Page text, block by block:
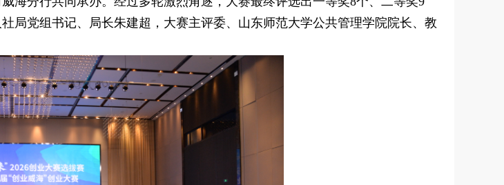
局党组书记、局长朱建超，大赛主评委、山东师范大学公共管理学院院长、教